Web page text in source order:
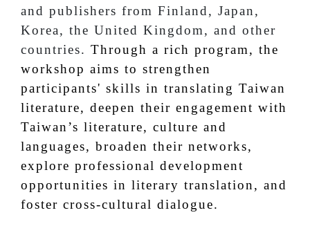
and publishers from Finland, Japan,
Korea, the United Kingdom, and other
countries. Through a rich program, the
workshop aims to strengthen
participants' skills in translating Taiwan
literature, deepen their engagement with
Taiwan’s literature, culture and
languages, broaden their networks,
explore professional development
opportunities in literary translation, and
foster cross-cultural dialogue.